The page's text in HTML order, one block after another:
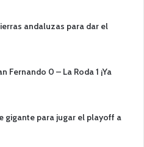
andaluzas para dar el
Fernando 0 – La Roda 1 ¡Ya
gigante para jugar el playoff a